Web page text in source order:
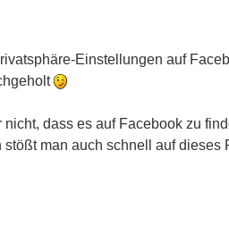
Einstellungen auf
dass es auf Facebook zu
man auch schnell auf dieses